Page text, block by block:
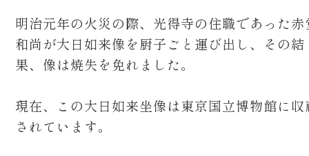
明治元年の火災の際、光得寺の住職であった赤
和尚が大日如来像を厨子ごと運び出し、その結
果、像は焼失を免れました。
現在、この大日如来坐像は東京国立博物館に収
されています。